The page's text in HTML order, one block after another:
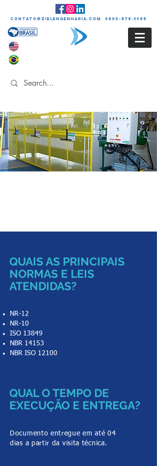
contato@zielengenharia.com 0800-878-3988
QUAIS AS PRINCIPAIS
NORMAS E LEIS
ATENDIDAS?
NR-12
NR-10
ISO 13849
NBR 14153
NBR ISO 12100
QUAL O TEMPO DE
EXECUÇÃO E ENTREGA?
Documento entregue em até 04
dias a partir da visita técnica.